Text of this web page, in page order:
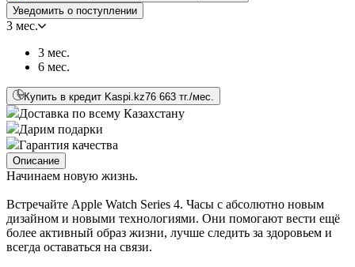
Уведомить о поступлении
3 мес.
3 мес.
6 мес.
Купить в кредит Kaspi.kz76 663 тг./мес.
Доставка по всему Казахстану
Дарим подарки
Гарантия качества
Описание
Начинаем новую жизнь.
Встречайте Apple Watch Series 4. Часы с абсолютно новым
дизайном и новыми технологиями. Они помогают вести ещё
более активный образ жизни, лучше следить за здоровьем и
всегда оставаться на связи.